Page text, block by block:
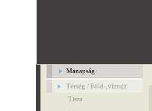
Manapság
Térség / Föld-,vízrajz
Tisza